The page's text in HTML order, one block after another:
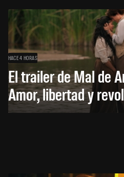
HACE 4 HORAS
El trailer de Mal de
Amor, libertad y